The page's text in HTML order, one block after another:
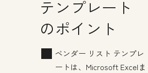
テンプレート
のポイント
ベンダー リスト テンプレ
ートは、Microsoft Excelま